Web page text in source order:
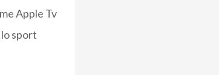
Apple Tv
sport